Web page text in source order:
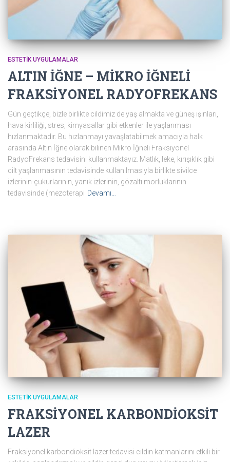
ESTETIK UYGULAMALAR
ALTIN İĞNE – MİKRO İĞNELİ
FRAKSİYONEL RADYOFREKANS
Gün geçtikçe, bizle birlikte cildimiz de yaş almakta ve güneş ışınları,
hava kirliliği, stres, kimyasallar gibi etkenler ile yaşlanması
hızlanmaktadır. Bu hızlanmayı yavaşlatabilmek amacıyla halk
arasında Altın İğne olarak bilinen Mikro İğneli Fraksiyonel
RadyoFrekans tedavisini kullanmaktayız. Matlık, leke, kırışıklık gibi
cilt yaşlanmasının tedavisinde kullanılmasıyla birlikte sivilce
izlerinin-çukurlarının, yanık izlerinin, gözaltı morluklarının
tedavisinde (mezoterapi Devamı…
ESTETIK UYGULAMALAR
FRAKSİYONEL KARBONDİOKSİT
LAZER
Fraksiyonel karbondioksit lazer tedavisi cildin katmanlarını etkili bir